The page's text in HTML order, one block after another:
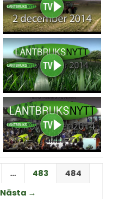
… 483
484
Nästa →